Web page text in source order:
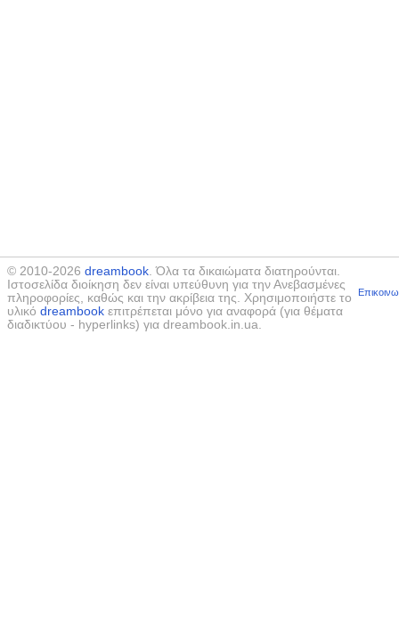
© 2010-2026 dreambook. Όλα τα δικαιώματα διατηρούνται.
Ιστοσελίδα διοίκηση δεν είναι υπεύθυνη για την Ανεβασμένες
πληροφορίες, καθώς και την ακρίβεια της. Χρησιμοποιήστε το
υλικό dreambook επιτρέπεται μόνο για αναφορά (για θέματα
διαδικτύου - hyperlinks) για dreambook.in.ua.